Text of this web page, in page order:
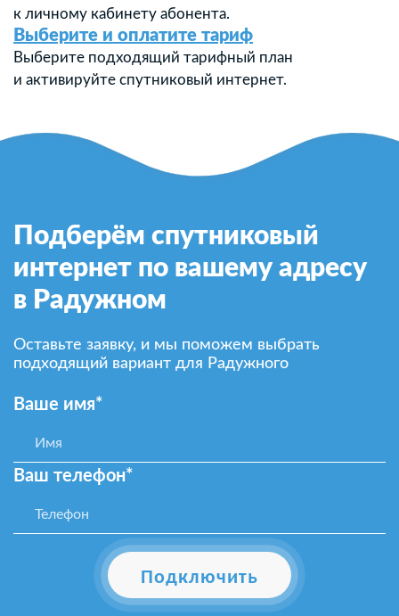
к личному кабинету абонента.
Выберите и оплатите тариф
Выберите подходящий тарифный план
и активируйте спутниковый интернет.
Подберём спутниковый
интернет по вашему адресу
в Радужном
Оставьте заявку, и мы поможем выбрать
подходящий вариант для Радужного
Ваше имя*
Ваш телефон*
Подключить